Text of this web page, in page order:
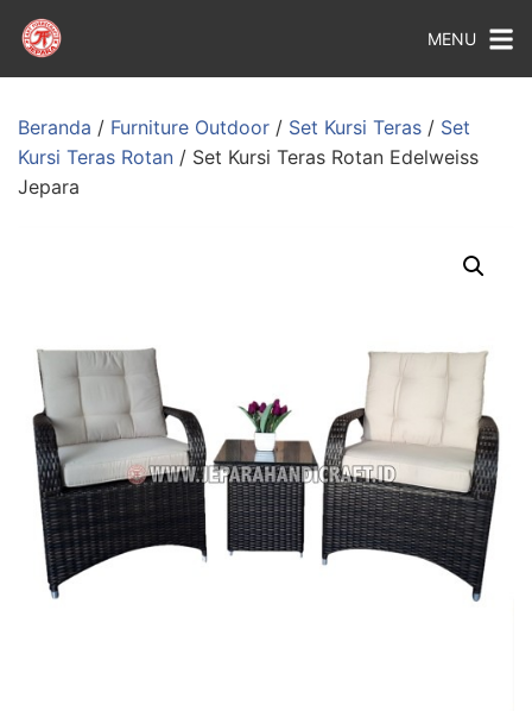
MENU
Beranda / Furniture Outdoor / Set Kursi Teras / Set
Kursi Teras Rotan / Set Kursi Teras Rotan Edelweiss
Jepara